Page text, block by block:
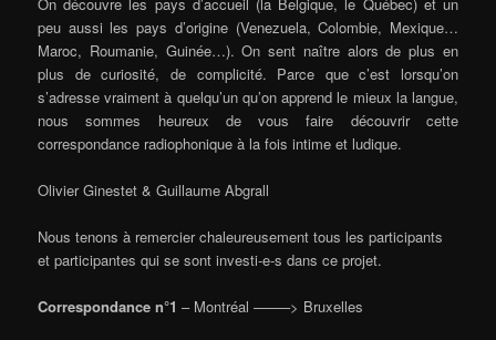
peu aussi les pays d’origine (Venezuela, Colombie, Mexique…
Maroc, Roumanie, Guinée…). On sent naître alors de plus en
plus de curiosité, de complicité. Parce que c’est lorsqu’on
s’adresse vraiment à quelqu’un qu’on apprend le mieux la langue,
nous sommes heureux de vous faire découvrir cette
correspondance radiophonique à la fois intime et ludique.
Olivier Ginestet & Guillaume Abgrall
Nous tenons à remercier chaleureusement tous les participants
et participantes qui se sont investi-e-s dans ce projet.
Correspondance n°1 – Montréal ——–> Bruxelles